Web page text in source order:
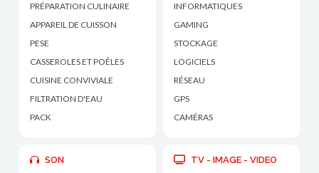
PRÉPARATION CULINAIRE
APPAREIL DE CUISSON
PESE
CASSEROLES ET POÊLES
CUISINE CONVIVIALE
FILTRATION D'EAU
PACK
INFORMATIQUES
GAMING
STOCKAGE
LOGICIELS
RÉSEAU
GPS
CAMÉRAS
SON
TV - IMAGE - VIDEO